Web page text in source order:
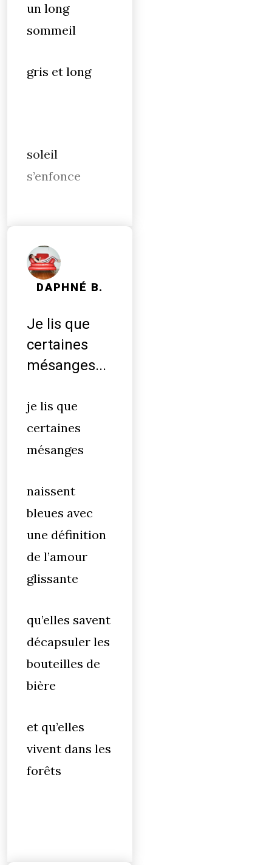
un long
sommeil
gris et long
soleil
s’enfonce
DAPHNÉ B.
Je lis que
certaines
mésanges...
je lis que
certaines
mésanges
naissent
bleues avec
une définition
de l’amour
glissante
qu’elles savent
décapsuler les
bouteilles de
bière
et qu’elles
vivent dans les
forêts